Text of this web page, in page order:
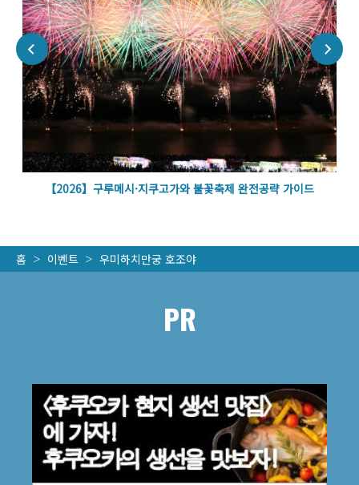
【2026】구루메시·지쿠고가와 불꽃축제 완전공략 가이드
홈 이벤트 우미하치만궁 호조야
PR